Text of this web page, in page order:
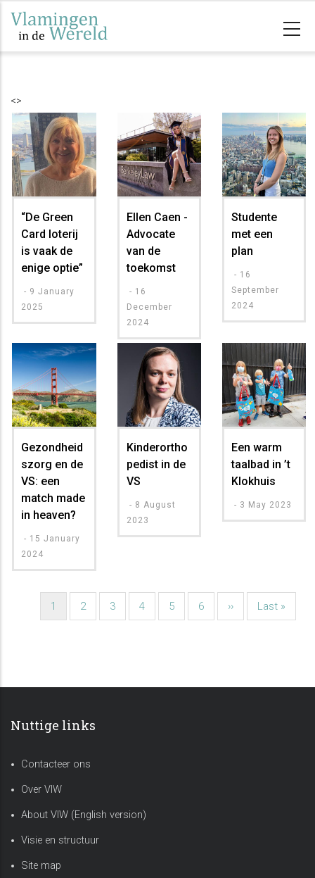
Overslaan
naar
<>
“De Green
Card loterij
is vaak de
enige optie”
- 9 January
2025
Ellen Caen -
Advocate
van de
toekomst
- 16
December
2024
Studente
met een
plan
- 16
September
2024
Gezondheid
szorg en de
VS: een
match made
in heaven?
- 15 January
2024
Kinderortho
pedist in de
VS
- 8 August
2023
Een warm
taalbad in ’t
Klokhuis
- 3 May 2023
PaginatieHuidige
1 Pagina
2 Pagina
3 Pagina
4 Pagina
5 Pagina
6
Volgende
››
Laatste
Last »
Nuttige links
Contacteer ons
Over VIW
About VIW (English version)
Visie en structuur
Site map